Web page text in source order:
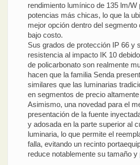
rendimiento lumínico de 135 lm/W
potencias más chicas, lo que la
mejor opción dentro del segmento
bajo costo.
Sus grados de protección IP 66 y
resistencia al impacto IK 10
de policarbonato son realmente
hacen que la familia Senda
similares que las luminarias
en segmentos de precio
Asimismo, una novedad para el
presentación de la fuente
y adosada en la parte superior al
luminaria, lo que permite el
falla, evitando un recinto
reduce notablemente su tamaño y